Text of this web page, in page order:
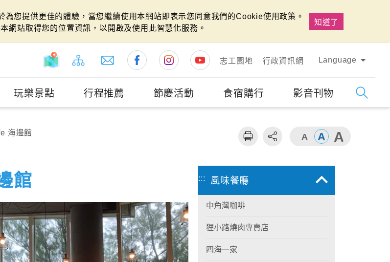
您提供更佳的體驗，當您繼續使用本網站即表示您同意我們的Cookie使用政策。
網站取得您的位置資訊，以開啟及使用此智慧化服務。
知道了
志工園地
行政資訊網 Language
玩樂景點 行程推薦 節慶活動 食宿購行 影音刊物
海邊館
館 ::: 風味餐廳
中角灣咖啡
狸小路燒肉專賣店
四海一家